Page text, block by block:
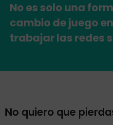
No es solo una
cambio de juego
trabajar las redes
No quiero que